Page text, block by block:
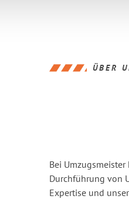
ÜBER
Bei
Durchführung von
Expertise und